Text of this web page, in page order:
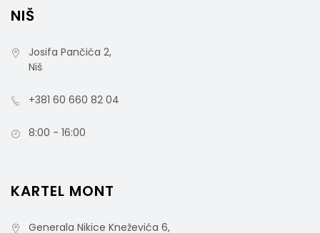
NIŠ
Josifa Pančića 2,
Niš
+381 60 660 82 04
8:00 - 16:00
KARTEL MONT
Generala Nikice Kneževića 6,